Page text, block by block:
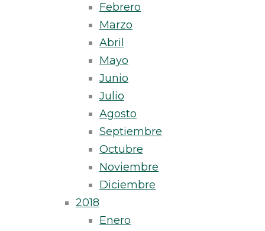
Febrero
Marzo
Abril
Mayo
Junio
Julio
Agosto
Septiembre
Octubre
Noviembre
Diciembre
2018
Enero